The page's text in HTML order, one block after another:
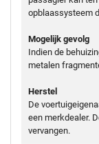
opblaassysteem
Mogelijk gevolg
Indien de
metalen
Herstel
De
een merkdealer.
vervangen.